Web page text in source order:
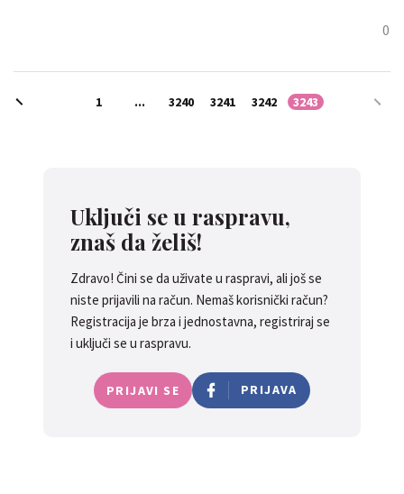
0
1 ... 3240 3241 3242 3243
Uključi se u raspravu,
znaš da želiš!
Zdravo! Čini se da uživate u raspravi, ali još se
niste prijavili na račun. Nemaš korisnički račun?
Registracija je brza i jednostavna, registriraj se
i uključi se u raspravu.
PRIJAVI SE PRIJAVA